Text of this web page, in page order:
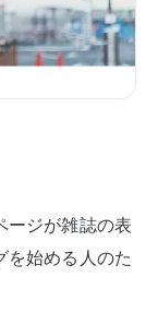
ージが雑誌の表
を始める人のた